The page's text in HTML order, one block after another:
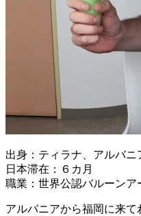
出身：ティラナ、アルバニ
日本滞在：６カ月
職業：世界公認バルーン
アルバニアから福岡に来て